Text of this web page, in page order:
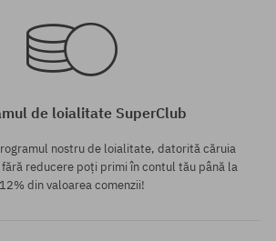
de loialitate SuperClub
nostru de loialitate, datorită căruia
reducere poți primi în contul tău până la
12% din valoarea comenzii!